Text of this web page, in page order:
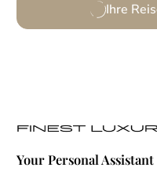
Ihre
Your Personal